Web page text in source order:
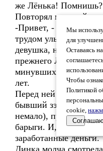
же Лёнька!
Повторял молодой
-Привет, - наконец
трудом улыбнувшись
девушка, не узнавая
прежнего Лёньки –
минувших событий
лет.
Перед ней теперь
бывший зэк, ( каких
немало),
барыги. И,не факт, что
заработанные деньги.
Динка молча
Мы
для
Оставаясь
Чтобы
Политикой
cookie,